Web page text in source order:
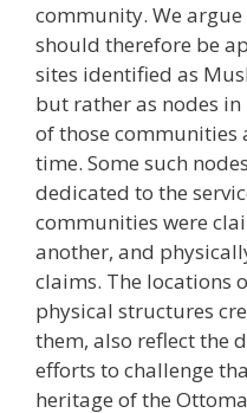
community. We
should therefore be
sites identified as
but rather as nodes
of those communities
time. Some such
dedicated to the
communities were
another, and
claims. The locations
physical structures
them, also reflect the
efforts to challenge
heritage of the